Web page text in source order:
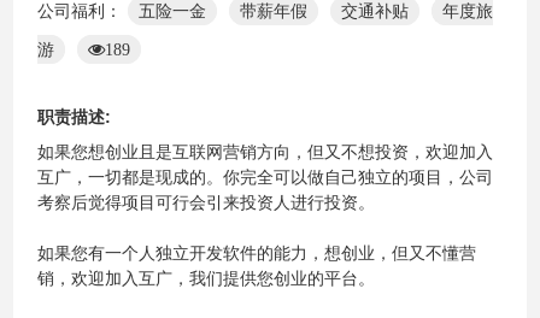
公司福利： 五险一金 带薪年假 交通补贴
年度旅
游
189
职责描述:
如果您想创业且是互联网营销方向，但又不想投资，欢迎加入
互广，一切都是现成的。你完全可以做自己独立的项目，公司
考察后觉得项目可行会引来投资人进行投资。
如果您有一个人独立开发软件的能力，想创业，但又不懂营
销，欢迎加入互广，我们提供您创业的平台。